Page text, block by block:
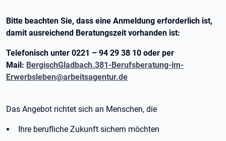
Bitte beachten Sie, dass eine Anmeldung erforderlich ist,
damit ausreichend Beratungszeit vorhanden ist:
Telefonisch unter 0221 – 94 29 38 10 oder per
Mail: BergischGladbach.381-Berufsberatung-im-
Erwerbsleben@arbeitsagentur.de
Das Angebot richtet sich an Menschen, die
Ihre berufliche Zukunft sichern möchten